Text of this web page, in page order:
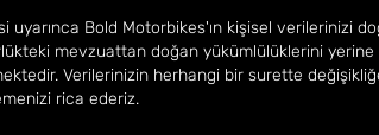
uyarınca Bold Motorbikes'ın kişisel
mevzuattan doğan yükümlülüklerini
Verilerinizin herhangi bir surette
rica ederiz.